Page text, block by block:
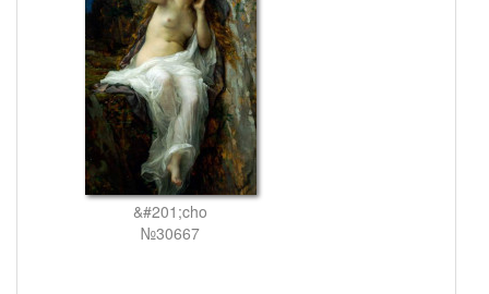
&#201;cho
№30667